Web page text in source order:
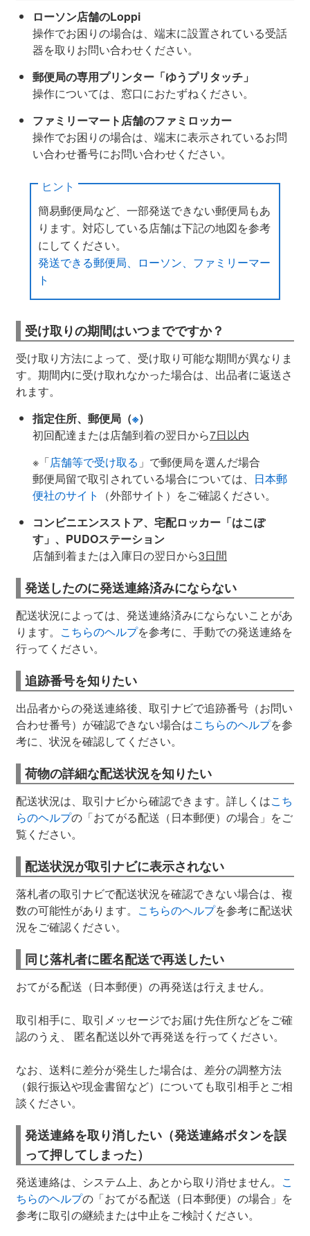
ローソン店舗のLoppi
操作でお困りの場合は、端末に設置されている受話
器を取りお問い合わせください。
郵便局の専用プリンター「ゆうプリタッチ」
操作については、窓口におたずねください。
ファミリーマート店舗のファミロッカー
操作でお困りの場合は、端末に表示されているお問
い合わせ番号にお問い合わせください。
ヒント
簡易郵便局など、一部発送できない郵便局もあ
ります。対応している店舗は下記の地図を参考
にしてください。
発送できる郵便局、ローソン、ファミリーマー
ト
受け取りの期間はいつまでですか？
受け取り方法によって、受け取り可能な期間が異なりま
す。期間内に受け取れなかった場合は、出品者に返送さ
れます。
指定住所、郵便局（※）
初回配達または店舗到着の翌日から7日以内
※「店舗等で受け取る 」で郵便局を選んだ場合
郵便局留で取引されている場合については、 日本郵
便社のサイト
（外部サイト）をご確認ください。
コンビニエンスストア、宅配ロッカー「はこぽ
す」、PUDOステーション
店舗到着または入庫日の翌日から3日間
発送したのに発送連絡済みにならない
配送状況によっては、発送連絡済みにならないことがあ
ります。 こちらのヘルプを参考に、手動での発送連絡を
行ってください。
追跡番号を知りたい
出品者からの発送連絡後、取引ナビで追跡番号（お問い
合わせ番号）が確認できない場合はこちらのヘルプを参
考に、状況を確認してください。
荷物の詳細な配送状況を知りたい
配送状況は、取引ナビから確認できます。詳しくはこち
らのヘルプの「おてがる配送（日本郵便）の場合」をご
覧ください。
配送状況が取引ナビに表示されない
落札者の取引ナビで配送状況を確認できない場合は、複
数の可能性があります。 こちらのヘルプを参考に配送状
況をご確認ください。
同じ落札者に匿名配送で再送したい
おてがる配送（日本郵便）の再発送は行えません。
取引相手に、取引メッセージでお届け先住所などをご確
認のうえ、 匿名配送以外で再発送を行ってください。
なお、送料に差分が発生した場合は、差分の調整方法
（銀行振込や現金書留など）についても取引相手とご相
談ください。
発送連絡を取り消したい（発送連絡ボタンを誤
って押してしまった）
発送連絡は、システム上、あとから取り消せません。 こ
ちらのヘルプの「おてがる配送（日本郵便）の場合」を
参考に取引の継続または中止をご検討ください。